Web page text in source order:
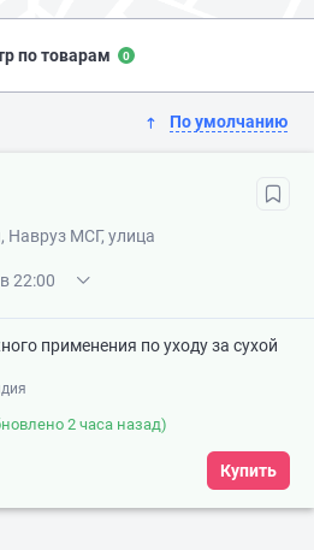
по товарам 0
По умолчанию
Навруз МСГ, улица
22:00
применения по уходу за сухой
2 часа назад)
Купить